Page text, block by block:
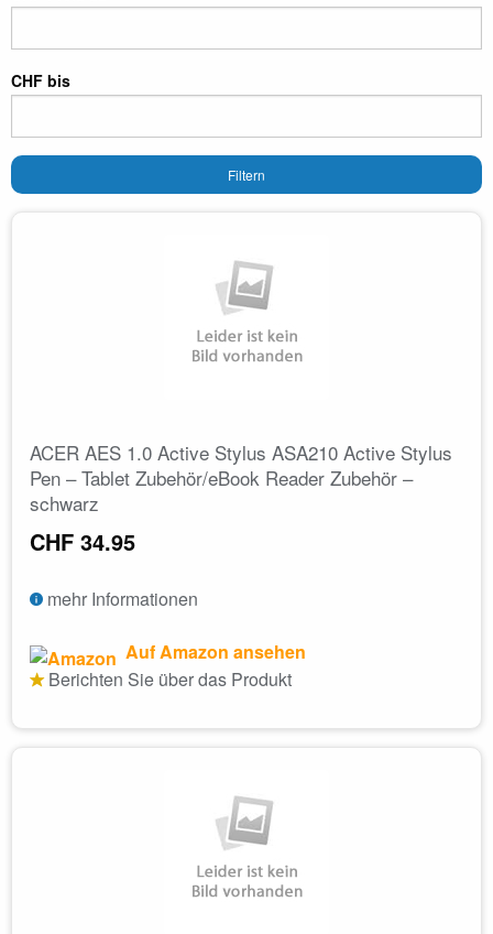
CHF bis
Filtern
ACER AES 1.0 Active Stylus ASA210 Active Stylus
Pen – Tablet Zubehör/eBook Reader Zubehör –
schwarz
CHF 34.95
mehr Informationen
Auf Amazon ansehen
Berichten Sie über das Produkt